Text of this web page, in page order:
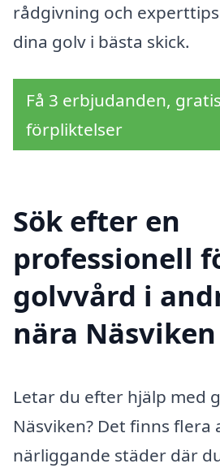
rådgivning och
dina golv i bästa skick.
Få 3 erbjudanden,
förpliktelser
Sök efter en
professionell
golvvård i
nära Näsviken
Letar du efter hjälp med
Näsviken? Det finns flera
närliggande städer där